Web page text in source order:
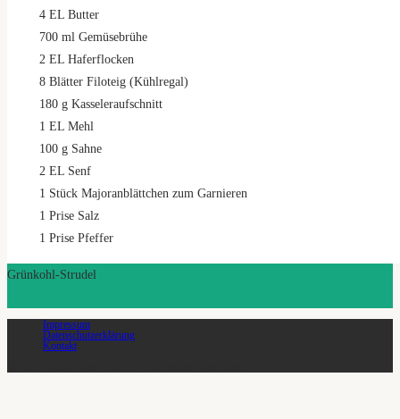
4 EL Butter
700 ml Gemüsebrühe
2 EL Haferflocken
8 Blätter Filoteig (Kühlregal)
180 g Kasseleraufschnitt
1 EL Mehl
100 g Sahne
2 EL Senf
1 Stück Majoranblättchen zum Garnieren
1 Prise Salz
1 Prise Pfeffer
Grünkohl-Strudel
Impressum
Datenschutzerklärung
Kontakt